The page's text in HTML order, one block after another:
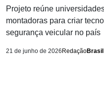
Projeto reúne
montadoras para criar
segurança veicular no país
21 de junho de 2026 RedaçãoBrasil